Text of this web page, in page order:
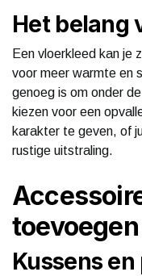
Het belang
Een vloerkleed kan je
voor meer warmte en
genoeg is om onder
kiezen voor een
karakter te geven, of
rustige uitstraling.
toevoegen
Kussens